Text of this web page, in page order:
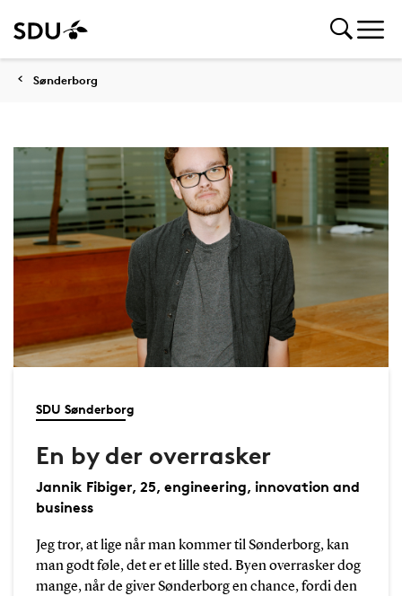
Sønderborg
SDU Sønderborg
En by der overrasker
Jannik Fibiger, 25, engineering, innovation and
business
Jeg tror, at lige når man kommer til Sønderborg, kan
man godt føle, det er et lille sted. Byen overrasker dog
mange, når de giver Sønderborg en chance, fordi den